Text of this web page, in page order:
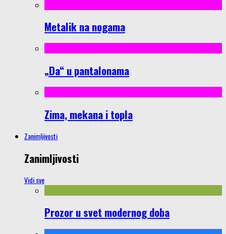
Metalik na nogama
„Da“ u pantalonama
Zima, mekana i topla
Zanimljivosti
Zanimljivosti
Vidi sve
Prozor u svet modernog doba